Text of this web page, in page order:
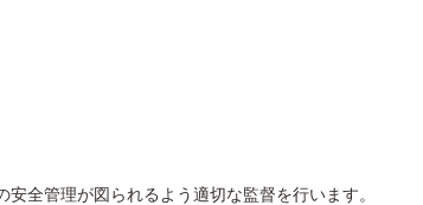
全管理が図られるよう適切な監督を行います。